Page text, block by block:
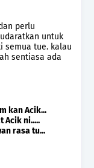
perlu
untuk
semua tue. kalau
sentiasa ada
kan Acik...
Acik ni.....
rasa tu...